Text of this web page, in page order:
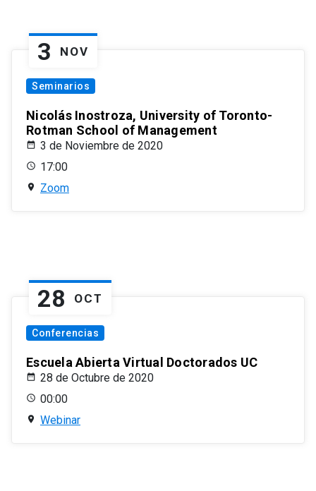
3 NOV
Seminarios
Nicolás Inostroza, University of Toronto-
Rotman School of Management
3 de Noviembre de 2020
17:00
Zoom
28 OCT
Conferencias
Escuela Abierta Virtual Doctorados UC
28 de Octubre de 2020
00:00
Webinar